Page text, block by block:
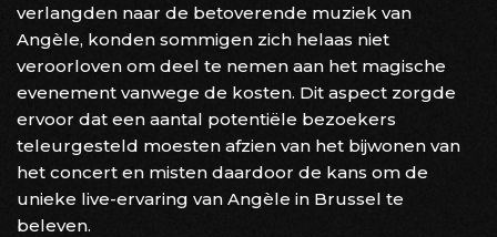
verlangden naar de betoverende muziek van
Angèle, konden sommigen zich helaas niet
veroorloven om deel te nemen aan het magische
evenement vanwege de kosten. Dit aspect zorgde
ervoor dat een aantal potentiële bezoekers
teleurgesteld moesten afzien van het bijwonen van
het concert en misten daardoor de kans om de
unieke live-ervaring van Angèle in Brussel te
beleven.